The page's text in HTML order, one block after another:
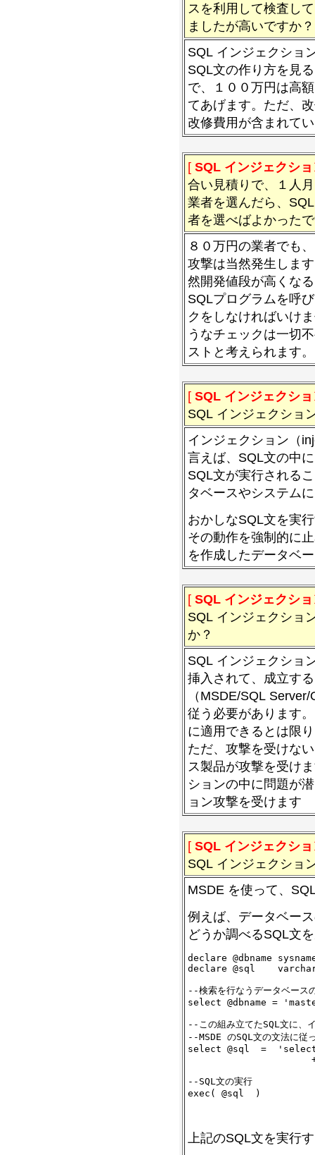
スを利用して検査し
ましたが高いですか？
SQL インジェクショ
SQL文の作り方を見
で、１００万円は高
てあげます。ただ、
改修費用が含まれて
[ SQL インジェクシ
合い見積りで、１人
業者を選んだら、
者を選べばよかった
８０万円の業者でも
攻撃は当然発生しま
然開発値段が高くな
SQLプログラムを呼
クをしなければいけ
うなチェックは一切
ストと考えられます。
[ SQL インジェクシ
SQL インジェクショ
インジェクション（
言えば、SQL文の中
SQL文が実行される
タベースやシステム
おかしなSQL文を実
その動作を強制的に
を作成したデータベ
[ SQL インジェクシ
SQL インジェクショ
か？
SQL インジェクショ
挿入されて、成立す
（MSDE/SQL
従う必要があります
に適用できるとは限
ただ、攻撃を受けな
ス製品が攻撃を受け
ションの中に問題が
ョン攻撃を受けます
[ SQL インジェクシ
SQL インジェクショ
MSDE を使って、
例えば、データベー
どうか調べるSQL文
declare @dbname
declare @sql
--検索を行なうデータベース
select @dbname =
--この組み立てたSQL文に、
--MSDE のSQL文の文法に従
select @sql  =
--SQL文の実行
exec( @sql  )
上記のSQL文を実行